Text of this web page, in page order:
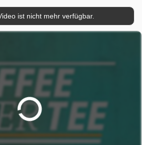
ist nicht mehr verfügbar.